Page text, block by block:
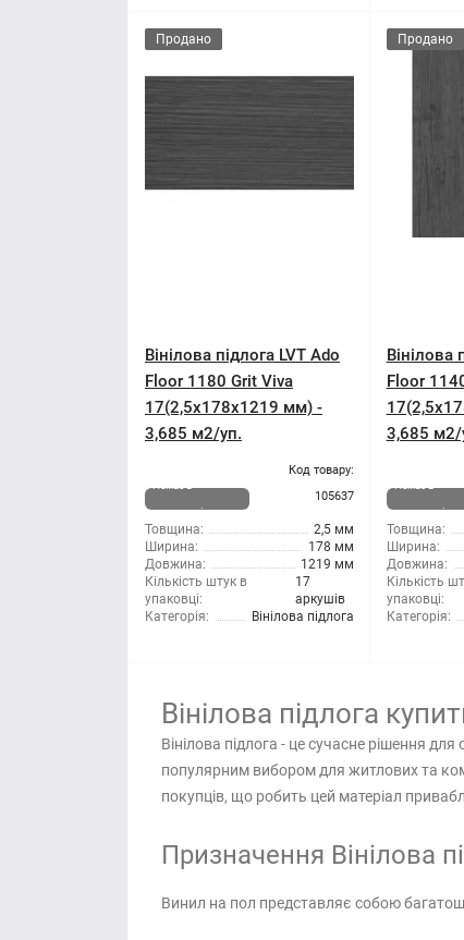
Продано
Вінілова підлога LVT Ado
Floor 1180 Grit Viva
17(2,5x178x1219 мм) -
3,685 м2/уп.
Немає в
наявності
Код товару:
105637
Товщина:
2,5 мм
Ширина:
178 мм
Довжина:
1219 мм
Кількість штук в
упаковці:
17
аркушів
Категорія:
Вінілова підлога
Продано
Вінілова
Floor
3,685 м2/
Немає в
наявності
Товщина:
Ширина:
Довжина:
Кількість
упаковці:
Категорія:
Вінілова підлога
Вінілова підлога - це сучасне рішення
популярним вибором для житлових та
покупців, що робить цей матеріал
Призначення Вінілова
Винил на пол представляє собою